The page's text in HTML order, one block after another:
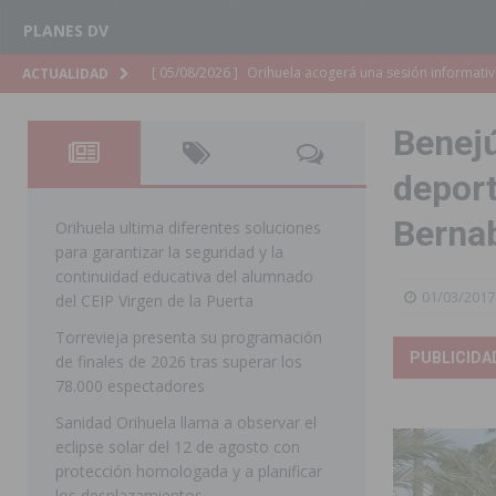
PLANES DV
ACTUALIDAD [ 05/08/2026 ] La Generalitat adjudica el contrato
[ 05/08/2026 ]
Pilar de la Horadada celebra una
DE LA HORADADA
[ 05/08/2026 ] San Miguel de Salinas acogerá el
MIGUEL DE SALINAS
[ 05/08/2026 ] Quince años compartiendo la pasión
[ 05/08/2026 ] La Guardia Civil detiene a un hombre
TORREVIEJA
ORIHUELA
[ 05/08/2026 ]
La Policía Local de Rojales pone a
01/03/2017
Orihuela ultima diferentes soluciones
para garantizar la seguridad y la
continuidad educativa del alumnado
del CEIP Virgen de la Puerta
Torrevieja presenta su programación
de finales de 2026 tras superar los
78.000 espectadores
Sanidad Orihuela llama a observar el
eclipse solar del 12 de agosto con
protección homologada y a planificar